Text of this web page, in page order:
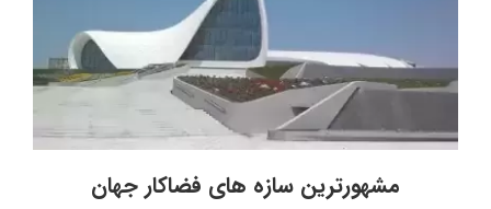
مشهورترین سازه های فضاکار جهان